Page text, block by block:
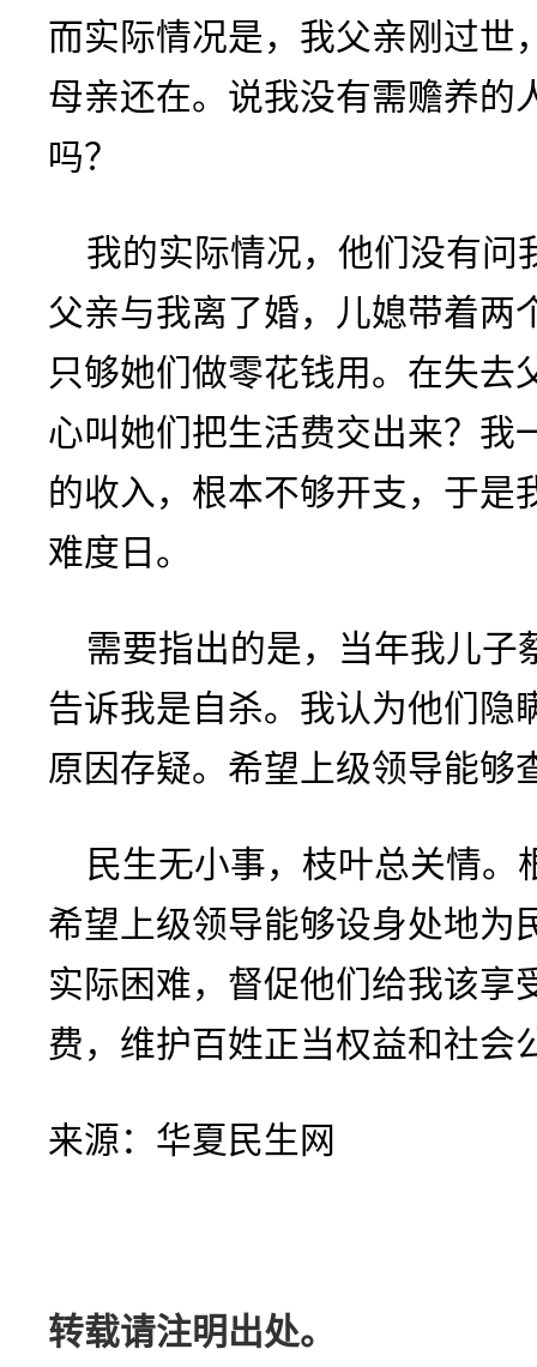
而实际情况是，我父亲刚过世
母亲还在。说我没有需赡养的
吗？
我的实际情况，他们没有问
父亲与我离了婚，儿媳带着两
只够她们做零花钱用。在失去
心叫她们把生活费交出来？我
的收入，根本不够开支，于是
难度日。
需要指出的是，当年我儿子
告诉我是自杀。我认为他们隐
原因存疑。希望上级领导能够
民生无小事，枝叶总关情。
希望上级领导能够设身处地为
实际困难，督促他们给我该享
费，维护百姓正当权益和社会
来源：华夏民生网
转载请注明出处。